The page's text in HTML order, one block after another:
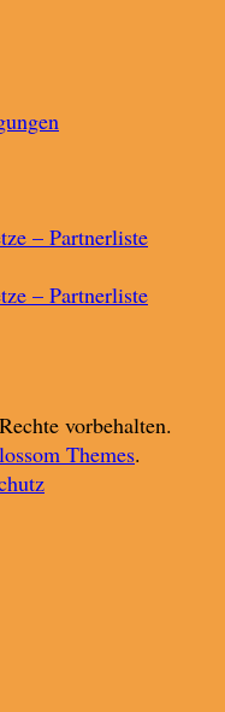
– Partnerliste
– Partnerliste
vorbehalten.
Themes.